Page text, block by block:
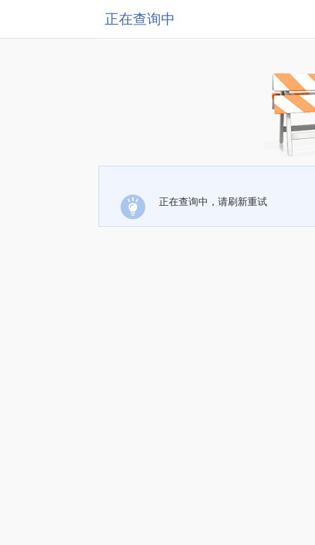
正在查询中
正在查询中，请刷新重试